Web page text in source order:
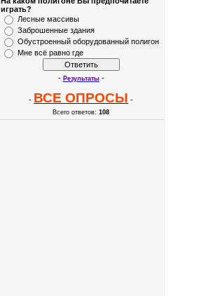
играть?
Лесные массивы
Заброшенные здания
Обустроенный оборудованный полигон
Мне всё равно где
- Результаты -
- ВСЕ ОПРОСЫ -
Всего ответов:108